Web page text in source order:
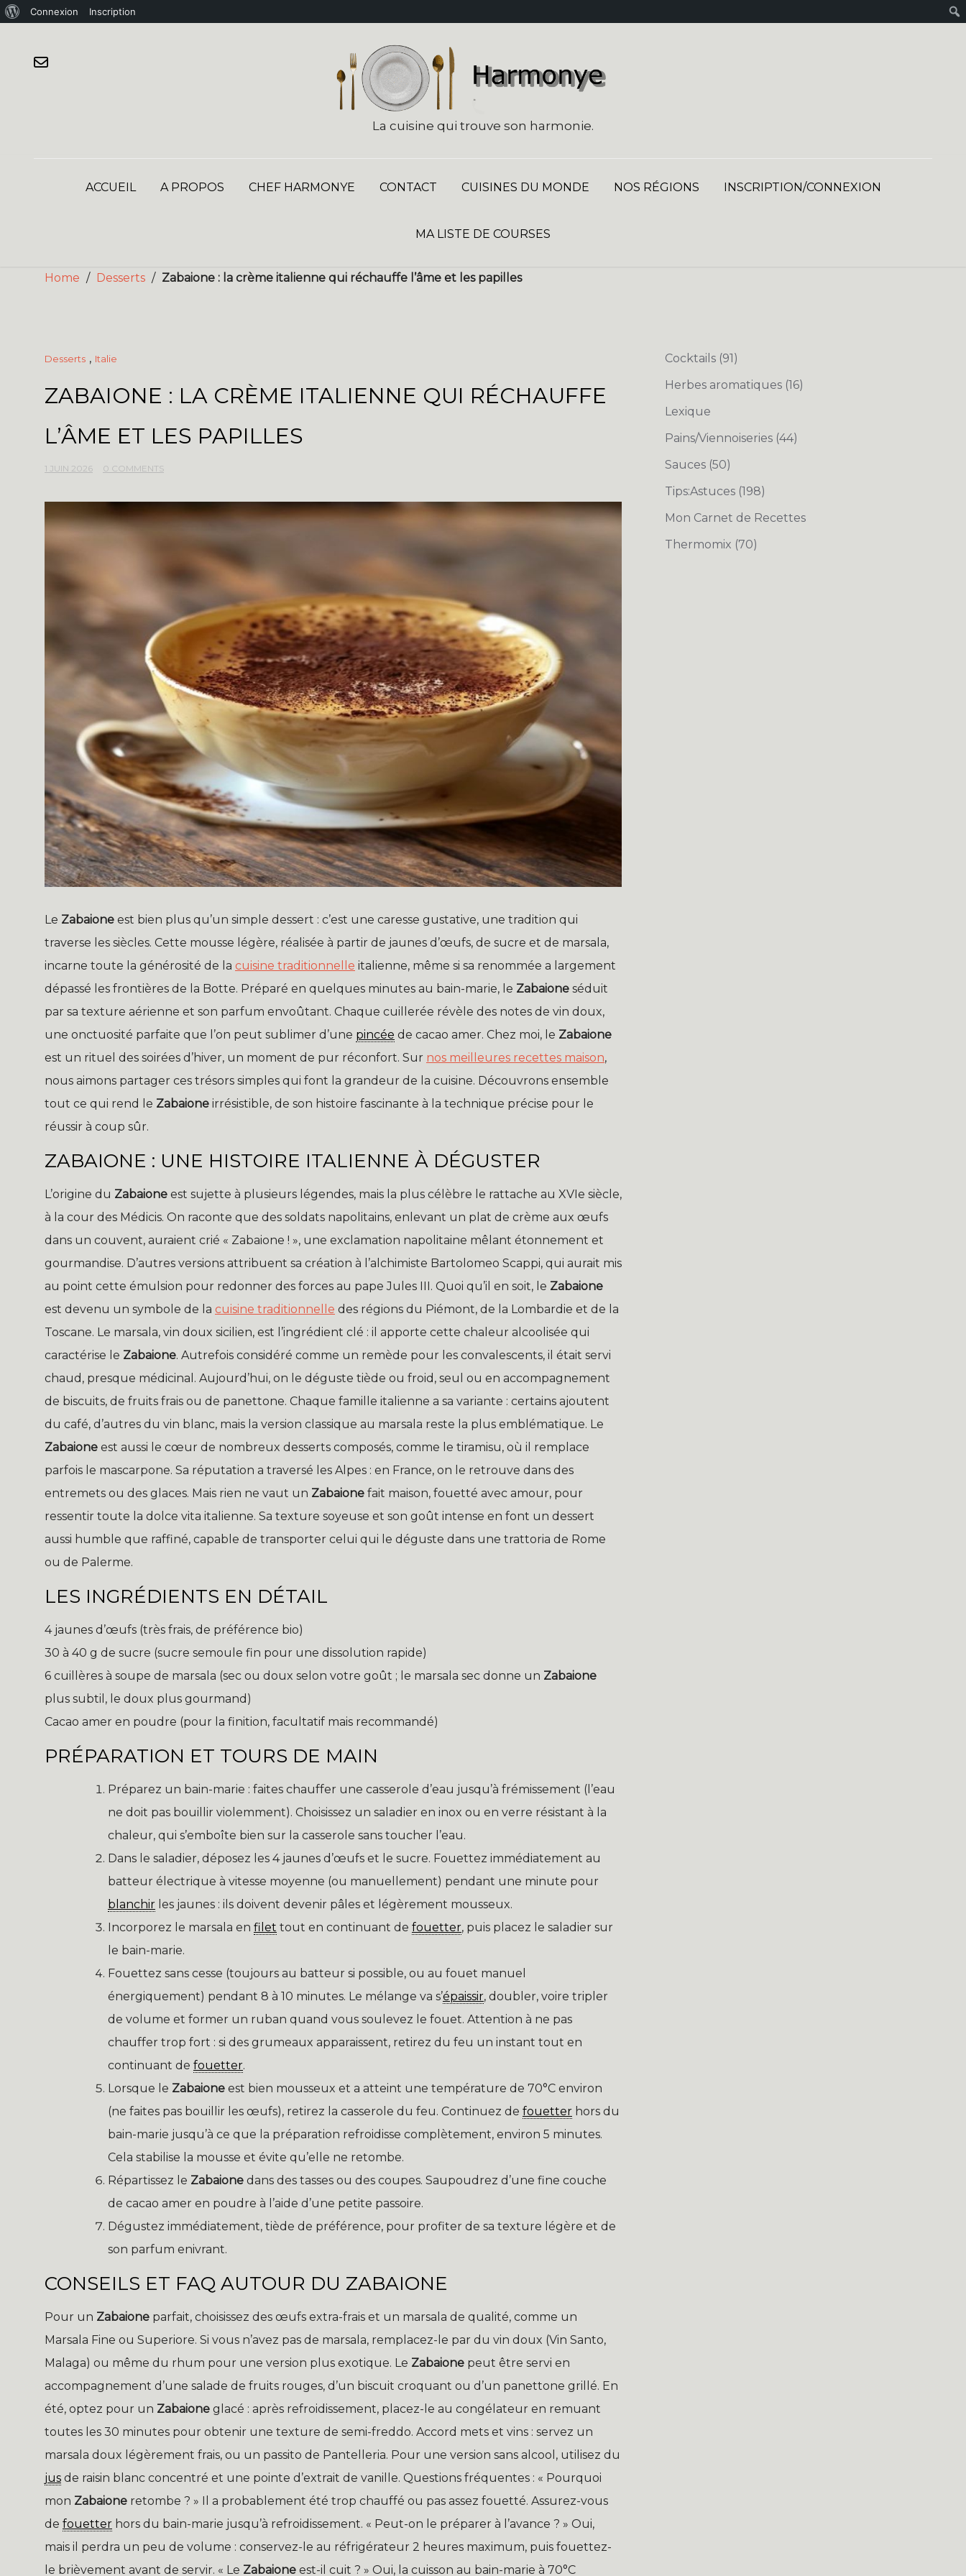
Connexion Inscription
La cuisine qui trouve son harmonie.
ACCUEIL A PROPOS CHEF HARMONYE CONTACT CUISINES DU MONDE NOS RÉGIONS INSCRIPTION/CONNEXION
MA LISTE DE COURSES
Home / Desserts / Zabaione : la crème italienne qui réchauffe l’âme et les papilles
Desserts , Italie
ZABAIONE : LA CRÈME ITALIENNE QUI RÉCHAUFFE
L’ÂME ET LES PAPILLES
1 JUIN 2026 0 COMMENTS
Le Zabaione est bien plus qu’un simple dessert : c’est une caresse gustative, une tradition qui
traverse les siècles. Cette mousse légère, réalisée à partir de jaunes d’œufs, de sucre et de marsala,
incarne toute la générosité de la cuisine traditionnelle italienne, même si sa renommée a largement
dépassé les frontières de la Botte. Préparé en quelques minutes au bain-marie, le Zabaione séduit
par sa texture aérienne et son parfum envoûtant. Chaque cuillerée révèle des notes de vin doux,
une onctuosité parfaite que l’on peut sublimer d’une pincée de cacao amer. Chez moi, le Zabaione
est un rituel des soirées d’hiver, un moment de pur réconfort. Sur nos meilleures recettes maison,
nous aimons partager ces trésors simples qui font la grandeur de la cuisine. Découvrons ensemble
tout ce qui rend le Zabaione irrésistible, de son histoire fascinante à la technique précise pour le
réussir à coup sûr.
ZABAIONE : UNE HISTOIRE ITALIENNE À DÉGUSTER
L’origine du Zabaione est sujette à plusieurs légendes, mais la plus célèbre le rattache au XVIe siècle,
à la cour des Médicis. On raconte que des soldats napolitains, enlevant un plat de crème aux œufs
dans un couvent, auraient crié « Zabaione ! », une exclamation napolitaine mêlant étonnement et
gourmandise. D’autres versions attribuent sa création à l’alchimiste Bartolomeo Scappi, qui aurait mis
au point cette émulsion pour redonner des forces au pape Jules III. Quoi qu’il en soit, le Zabaione
est devenu un symbole de la cuisine traditionnelle des régions du Piémont, de la Lombardie et de la
Toscane. Le marsala, vin doux sicilien, est l’ingrédient clé : il apporte cette chaleur alcoolisée qui
caractérise le Zabaione. Autrefois considéré comme un remède pour les convalescents, il était servi
chaud, presque médicinal. Aujourd’hui, on le déguste tiède ou froid, seul ou en accompagnement
de biscuits, de fruits frais ou de panettone. Chaque famille italienne a sa variante : certains ajoutent
du café, d’autres du vin blanc, mais la version classique au marsala reste la plus emblématique. Le
Zabaione est aussi le cœur de nombreux desserts composés, comme le tiramisu, où il remplace
parfois le mascarpone. Sa réputation a traversé les Alpes : en France, on le retrouve dans des
entremets ou des glaces. Mais rien ne vaut un Zabaione fait maison, fouetté avec amour, pour
ressentir toute la dolce vita italienne. Sa texture soyeuse et son goût intense en font un dessert
aussi humble que raffiné, capable de transporter celui qui le déguste dans une trattoria de Rome
ou de Palerme.
LES INGRÉDIENTS EN DÉTAIL
4 jaunes d’œufs (très frais, de préférence bio)
30 à 40 g de sucre (sucre semoule fin pour une dissolution rapide)
6 cuillères à soupe de marsala (sec ou doux selon votre goût ; le marsala sec donne un Zabaione
plus subtil, le doux plus gourmand)
Cacao amer en poudre (pour la finition, facultatif mais recommandé)
PRÉPARATION ET TOURS DE MAIN
Préparez un bain-marie : faites chauffer une casserole d’eau jusqu’à frémissement (l’eau
ne doit pas bouillir violemment). Choisissez un saladier en inox ou en verre résistant à la
chaleur, qui s’emboîte bien sur la casserole sans toucher l’eau.
Dans le saladier, déposez les 4 jaunes d’œufs et le sucre. Fouettez immédiatement au
batteur électrique à vitesse moyenne (ou manuellement) pendant une minute pour
blanchir les jaunes : ils doivent devenir pâles et légèrement mousseux.
Incorporez le marsala en filet tout en continuant de fouetter, puis placez le saladier sur
le bain-marie.
Fouettez sans cesse (toujours au batteur si possible, ou au fouet manuel
énergiquement) pendant 8 à 10 minutes. Le mélange va s’épaissir, doubler, voire tripler
de volume et former un ruban quand vous soulevez le fouet. Attention à ne pas
chauffer trop fort : si des grumeaux apparaissent, retirez du feu un instant tout en
continuant de fouetter.
Lorsque le Zabaione est bien mousseux et a atteint une température de 70°C environ
(ne faites pas bouillir les œufs), retirez la casserole du feu. Continuez de fouetter hors du
bain-marie jusqu’à ce que la préparation refroidisse complètement, environ 5 minutes.
Cela stabilise la mousse et évite qu’elle ne retombe.
Répartissez le Zabaione dans des tasses ou des coupes. Saupoudrez d’une fine couche
de cacao amer en poudre à l’aide d’une petite passoire.
Dégustez immédiatement, tiède de préférence, pour profiter de sa texture légère et de
son parfum enivrant.
CONSEILS ET FAQ AUTOUR DU ZABAIONE
Pour un Zabaione parfait, choisissez des œufs extra-frais et un marsala de qualité, comme un
Marsala Fine ou Superiore. Si vous n’avez pas de marsala, remplacez-le par du vin doux (Vin Santo,
Malaga) ou même du rhum pour une version plus exotique. Le Zabaione peut être servi en
accompagnement d’une salade de fruits rouges, d’un biscuit croquant ou d’un panettone grillé. En
été, optez pour un Zabaione glacé : après refroidissement, placez-le au congélateur en remuant
toutes les 30 minutes pour obtenir une texture de semi-freddo. Accord mets et vins : servez un
marsala doux légèrement frais, ou un passito de Pantelleria. Pour une version sans alcool, utilisez du
jus de raisin blanc concentré et une pointe d’extrait de vanille. Questions fréquentes : « Pourquoi
mon Zabaione retombe ? » Il a probablement été trop chauffé ou pas assez fouetté. Assurez-vous
de fouetter hors du bain-marie jusqu’à refroidissement. « Peut-on le préparer à l’avance ? » Oui,
mais il perdra un peu de volume : conservez-le au réfrigérateur 2 heures maximum, puis fouettez-
le brièvement avant de servir. « Le Zabaione est-il cuit ? » Oui, la cuisson au bain-marie à 70°C
Cocktails (91)
Herbes aromatiques (16)
Lexique
Pains/Viennoiseries (44)
Sauces (50)
Tips:Astuces (198)
Mon Carnet de Recettes
Thermomix (70)